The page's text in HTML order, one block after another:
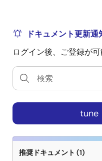
ドキュメント更新通
ログイン後、ご登録が可
tune
推奨ドキュメント (1)